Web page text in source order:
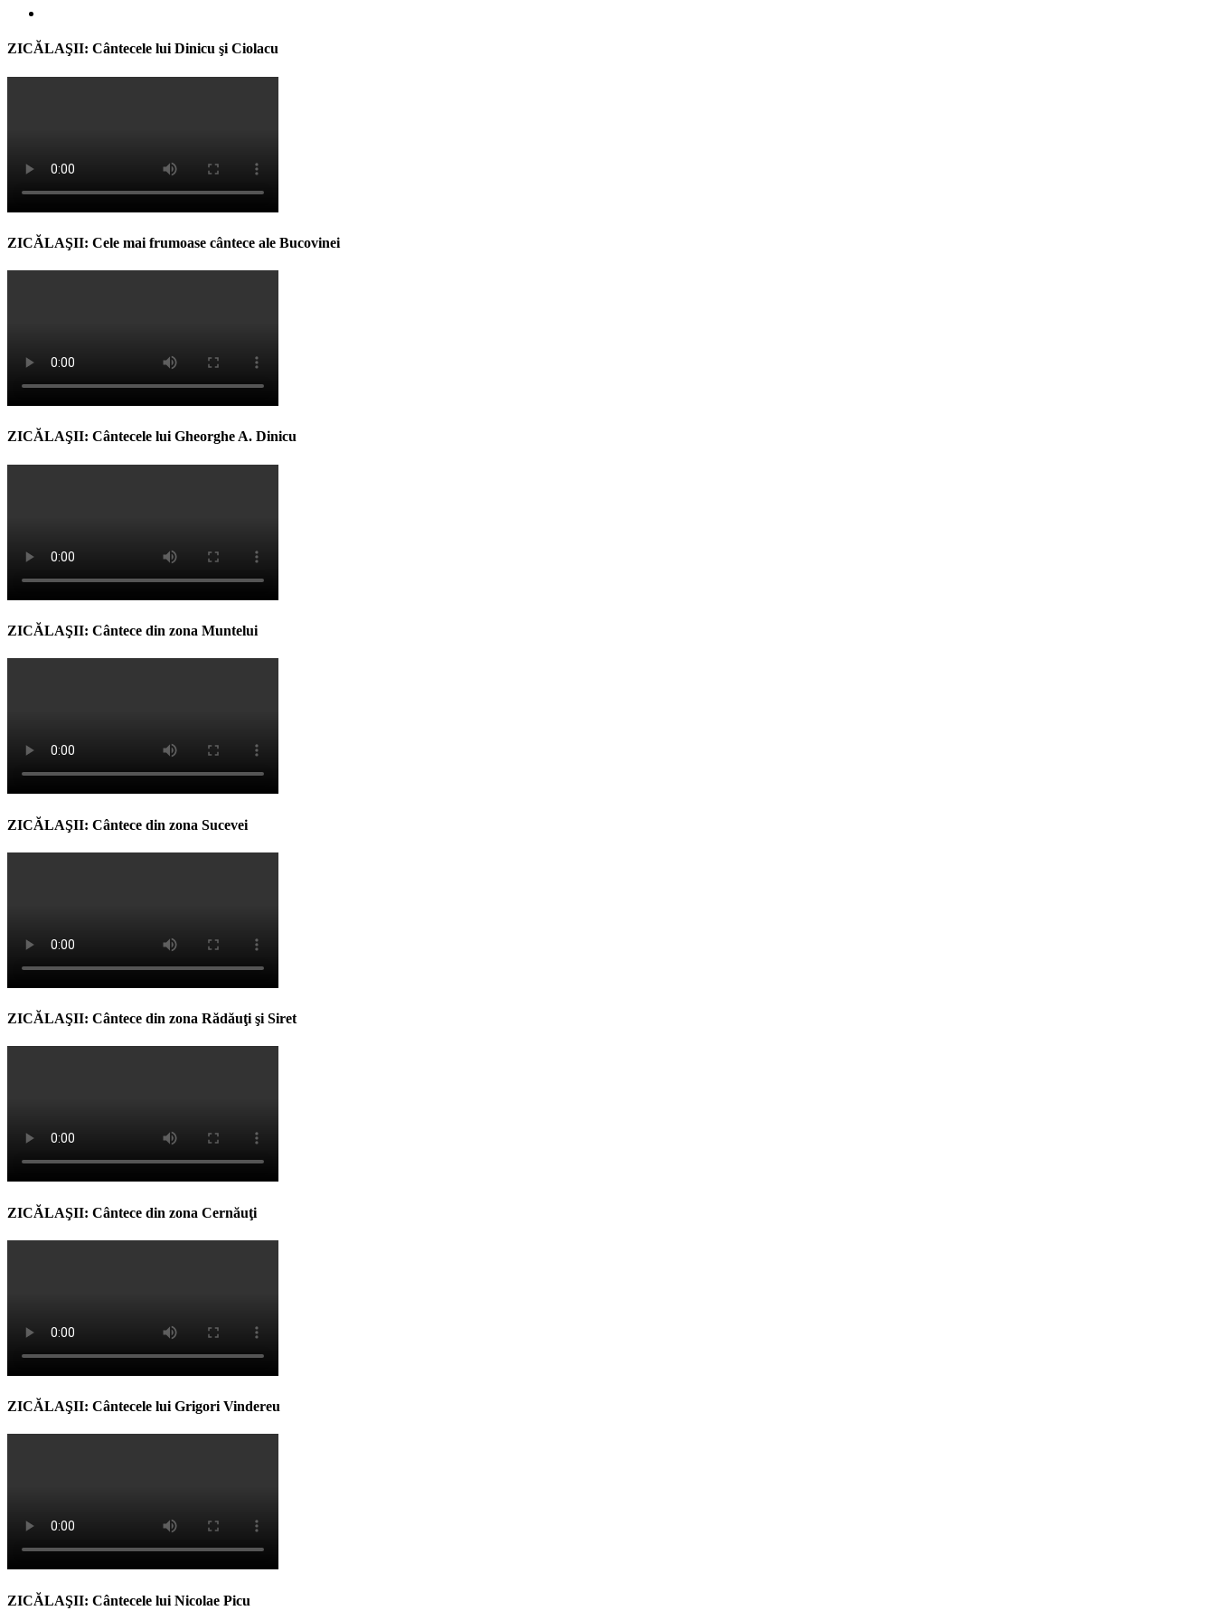
ZICĂLAŞII: Cântecele lui Dinicu şi Ciolacu
ZICĂLAŞII: Cele mai frumoase cântece ale Bucovinei
ZICĂLAŞII: Cântecele lui Gheorghe A. Dinicu
ZICĂLAŞII: Cântece din zona Muntelui
ZICĂLAŞII: Cântece din zona Sucevei
ZICĂLAŞII: Cântece din zona Rădăuţi şi Siret
ZICĂLAŞII: Cântece din zona Cernăuţi
ZICĂLAŞII: Cântecele lui Grigori Vindereu
ZICĂLAŞII: Cântecele lui Nicolae Picu